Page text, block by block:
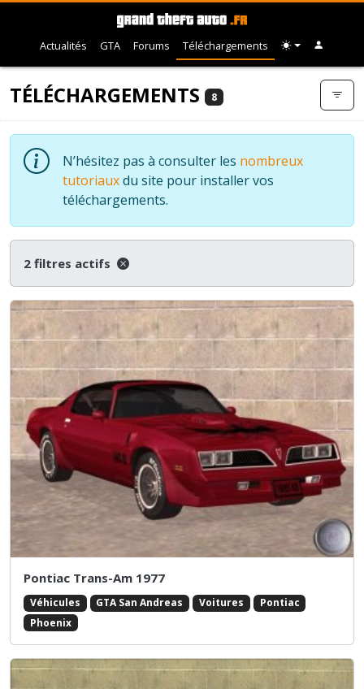
Actualités GTA Forums Téléchargements
TÉLÉCHARGEMENTS 8
N’hésitez pas à consulter les nombreux
tutoriauxdu site pour installer vos
téléchargements.
2 filtres actifs
Pontiac Trans-Am 1977
Véhicules GTA San Andreas Voitures
Pontiac
Phoenix